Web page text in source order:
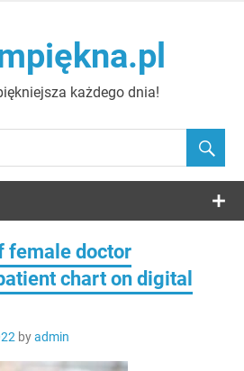
każdego dnia!
female doctor
chart on digital
byadmin